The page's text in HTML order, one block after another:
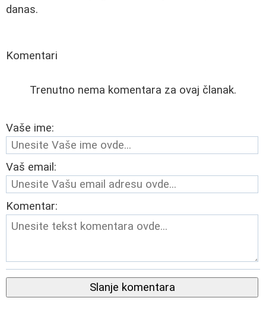
danas.
Komentari
Trenutno nema komentara za ovaj članak.
Vaše ime:
Vaš email:
Komentar:
Slanje komentara